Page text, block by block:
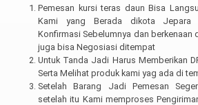
Pemesan kursi teras daun Bisa
Kami yang Berada dikota Jepara
Konfirmasi Sebelumnya dan
juga bisa Negosiasi ditempat
Untuk Tanda Jadi Harus Memberikan
Serta Melihat produk kami yag ada di
Setelah Barang Jadi Pemesan
setelah itu Kami memproses